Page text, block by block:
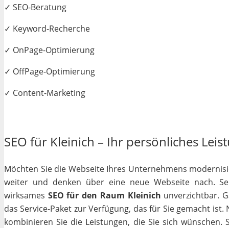
✓ SEO-Beratung
✓ Keyword-Recherche
✓ OnPage-Optimierung
✓ OffPage-Optimierung
✓ Content-Marketing
SEO für Kleinich – Ihr persönliches
Möchten Sie die Webseite Ihres Unternehmens
weiter und denken über eine neue Webseite nach.
wirksames SEO für den Raum Kleinich unverzichtbar.
das Service-Paket zur Verfügung, das für Sie gemacht
kombinieren Sie die Leistungen, die Sie sich wünschen.